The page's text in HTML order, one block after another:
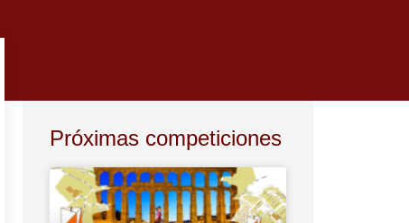
Próximas competiciones